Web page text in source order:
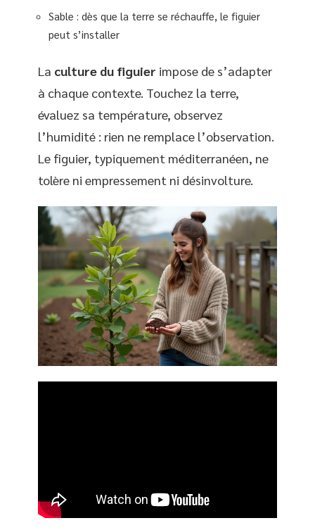
Sable : dès que la terre se réchauffe, le figuier
peut s’installer
La culture du figuier impose de s’adapter
à chaque contexte. Touchez la terre,
évaluez sa température, observez
l’humidité : rien ne remplace l’observation.
Le figuier, typiquement méditerranéen, ne
tolère ni empressement ni désinvolture.